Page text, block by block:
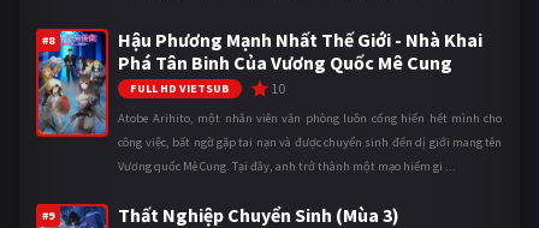
#8
Hậu Phương Mạnh Nhất Thế Giới - Nhà Khai
Phá Tân Binh Của Vương Quốc Mê Cung
FULL HD VIETSUB 10
Atobe Arihito, một nhân viên văn phòng luôn cống hiến hết mình cho
công việc, bất ngờ gặp tai nạn và được chuyển sinh đến dị giới mang tên
Vương quốc Mê Cung. Tại đây, anh trở thành một mạo hiểm gi ...
#9 Thất Nghiệp Chuyển Sinh (Mùa 3)